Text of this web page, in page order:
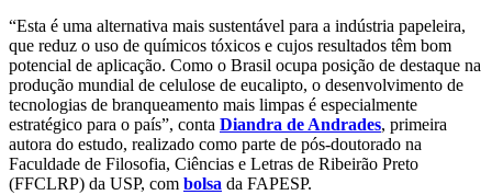
“Esta é uma alternativa mais sustentável para a indústria papeleira,
que reduz o uso de químicos tóxicos e cujos resultados têm bom
potencial de aplicação. Como o Brasil ocupa posição de destaque na
produção mundial de celulose de eucalipto, o desenvolvimento de
tecnologias de branqueamento mais limpas é especialmente
estratégico para o país”, conta Diandra de Andrades, primeira
autora do estudo, realizado como parte de pós-doutorado na
Faculdade de Filosofia, Ciências e Letras de Ribeirão Preto
(FFCLRP) da USP, com bolsa da FAPESP.